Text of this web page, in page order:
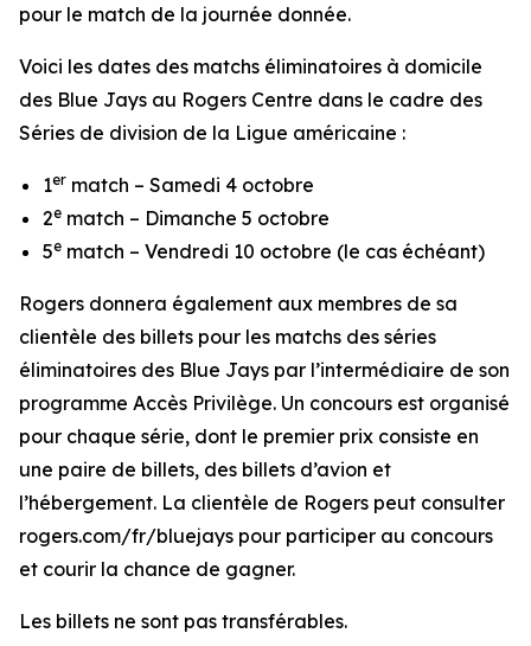
pour le match de la journée donnée.
Voici les dates des matchs éliminatoires à domicile
des Blue Jays au Rogers Centre dans le cadre des
Séries de division de la Ligue américaine :
1er match – Samedi 4 octobre
2e match – Dimanche 5 octobre
5e match – Vendredi 10 octobre (le cas échéant)
Rogers donnera également aux membres de sa
clientèle des billets pour les matchs des séries
éliminatoires des Blue Jays par l’intermédiaire de son
programme Accès Privilège. Un concours est organisé
pour chaque série, dont le premier prix consiste en
une paire de billets, des billets d’avion et
l’hébergement. La clientèle de Rogers peut consulter
rogers.com/fr/bluejays pour participer au concours
et courir la chance de gagner.
Les billets ne sont pas transférables.